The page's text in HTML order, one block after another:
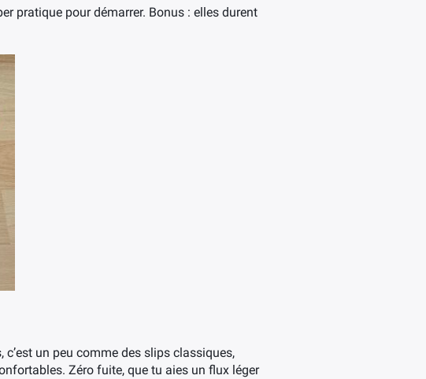
pratique pour démarrer. Bonus : elles durent
un peu comme des slips classiques,
Zéro fuite, que tu aies un flux léger